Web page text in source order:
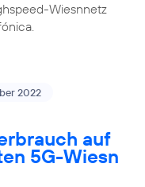
Wiesnnetz
2022
auf
5G-Wiesn